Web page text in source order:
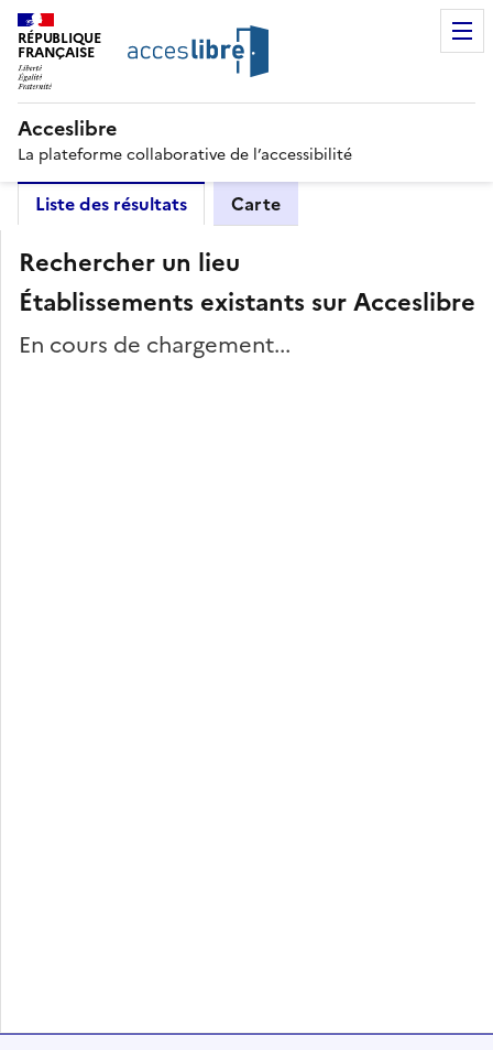
RÉPUBLIQUE
FRANÇAISE
Acceslibre
La plateforme collaborative de l’accessibilité
Liste des résultats Carte
Rechercher un lieu
Établissements existants sur Acceslibre
En cours de chargement...